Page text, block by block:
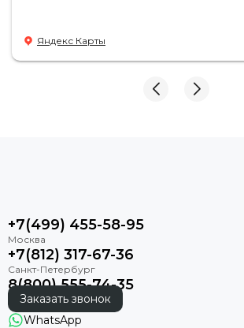
Яндекс Карты
+7(499) 455-58-95
+7(812) 317-67-36
8(800) 555-74-35
Заказать звонок
WhatsApp